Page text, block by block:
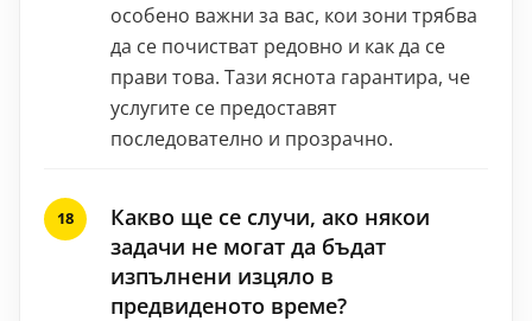
особено важни за вас, кои зони трябва
да се почистват редовно и как да се
прави това. Тази яснота гарантира, че
услугите се предоставят
последователно и прозрачно.
Какво ще се случи, ако някои
задачи не могат да бъдат
изпълнени изцяло в
предвиденото време?